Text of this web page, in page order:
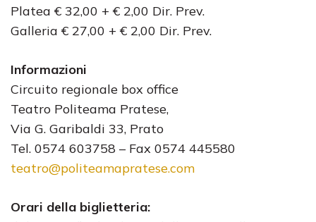
Platea € 32,00 + € 2,00 Dir. Prev.
Galleria € 27,00 + € 2,00 Dir. Prev.
Informazioni
Circuito regionale box office
Teatro Politeama Pratese,
Via G. Garibaldi 33, Prato
Tel. 0574 603758 – Fax 0574 445580
teatro@politeamapratese.com
Orari della biglietteria: